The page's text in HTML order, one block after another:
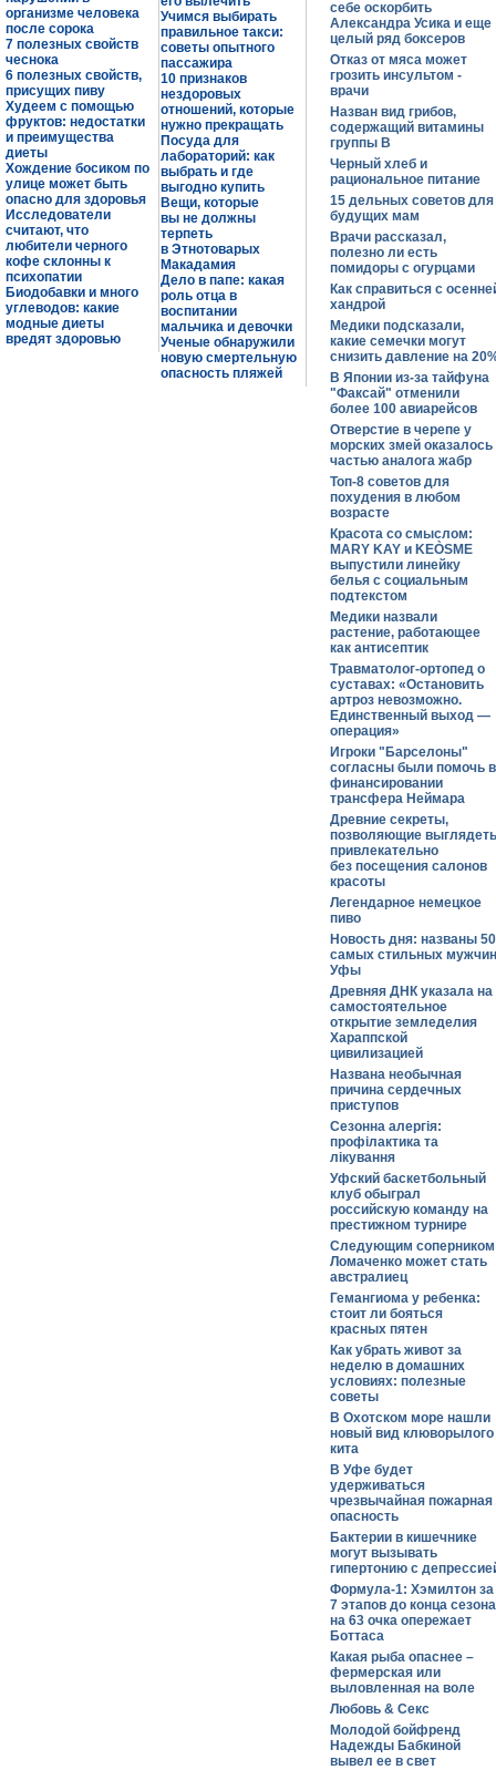
себе оскорбить
Александра Усика и еще
целый ряд боксеров
Отказ от мяса может
грозить инсультом -
врачи
Назван вид грибов,
содержащий витамины
группы В
Черный хлеб и
рациональное питание
15 дельных советов для
будущих мам
Врачи рассказал,
полезно ли есть
помидоры с огурцами
Как справиться с
хандрой
Медики подсказали,
какие семечки могут
снизить давление на
В Японии из-за тайфуна
"Факсай" отменили
более 100 авиарейсов
Отверстие в черепе у
морских змей оказалось
частью аналога жабр
Топ-8 советов для
похудения в любом
возрасте
Красота со смыслом:
MARY KAY и KEÒSME
выпустили линейку
белья с социальным
подтекстом
Медики назвали
растение, работающее
как антисептик
Травматолог-ортопед о
суставах: «Остановить
артроз невозможно.
Единственный выход —
операция»
Игроки "Барселоны"
согласны были помочь в
финансировании
трансфера Неймара
Древние секреты,
позволяющие выглядеть
привлекательно
без посещения салонов
красоты
Легендарное немецкое
пиво
Новость дня: названы 50
самых стильных мужчин
Уфы
Древняя ДНК указала на
самостоятельное
открытие земледелия
Хараппской
цивилизацией
Названа необычная
причина сердечных
приступов
Сезонна алергія:
профілактика та
лікування
Уфский баскетбольный
клуб обыграл
российскую команду на
престижном турнире
Следующим соперником
Ломаченко может стать
австралиец
Гемангиома у ребенка:
стоит ли бояться
красных пятен
Как убрать живот за
неделю в домашних
условиях: полезные
советы
В Охотском море нашли
новый вид клюворылого
кита
В Уфе будет
удерживаться
чрезвычайная пожарная
опасность
Бактерии в кишечнике
могут вызывать
гипертонию с
Формула-1: Хэмилтон за
7 этапов до конца сезона
на 63 очка опережает
Боттаса
Какая рыба опаснее –
фермерская или
выловленная на воле
Любовь & Секс
Молодой бойфренд
Надежды Бабкиной
вывел ее в свет
организме человека
после сорока
7 полезных свойств
чеснока
6 полезных свойств,
присущих пиву
Худеем с помощью
фруктов: недостатки
и преимущества
диеты
Хождение босиком по
улице может быть
опасно для здоровья
Исследователи
считают, что
любители черного
кофе склонны к
психопатии
Биодобавки и много
углеводов: какие
модные диеты
вредят здоровью
Учимся выбирать
правильное такси:
советы опытного
пассажира
10 признаков
нездоровых
отношений, которые
нужно прекращать
Посуда для
лабораторий: как
выбрать и где
выгодно купить
Вещи, которые
вы не должны
терпеть
в Этнотоварых
Макадамия
Дело в папе: какая
роль отца в
воспитании
мальчика и девочки
Ученые обнаружили
новую смертельную
опасность пляжей